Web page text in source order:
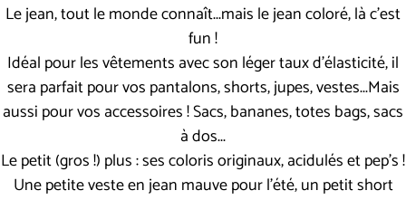
Le jean, tout le monde connaît...mais le jean coloré, là c'est
fun !
Idéal pour les vêtements avec son léger taux d'élasticité, il
sera parfait pour vos pantalons, shorts, jupes, vestes...Mais
aussi pour vos accessoires ! Sacs, bananes, totes bags, sacs
à dos...
Le petit (gros !) plus : ses coloris originaux, acidulés et pep's !
Une petite veste en jean mauve pour l'été, un petit short